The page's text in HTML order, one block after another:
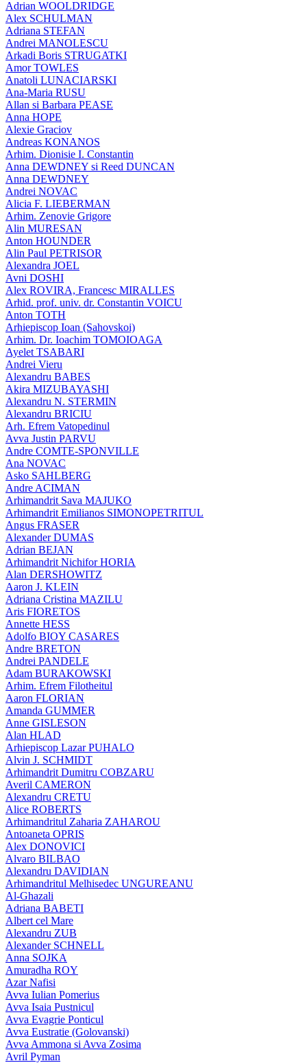
Adrian WOOLDRIDGE
Alex SCHULMAN
Adriana STEFAN
Andrei MANOLESCU
Arkadi Boris STRUGATKI
Amor TOWLES
Anatoli LUNACIARSKI
Ana-Maria RUSU
Allan si Barbara PEASE
Anna HOPE
Alexie Graciov
Andreas KONANOS
Arhim. Dionisie I. Constantin
Anna DEWDNEY si Reed DUNCAN
Anna DEWDNEY
Andrei NOVAC
Alicia F. LIEBERMAN
Arhim. Zenovie Grigore
Alin MURESAN
Anton HOUNDER
Alin Paul PETRISOR
Alexandra JOEL
Avni DOSHI
Alex ROVIRA, Francesc MIRALLES
Arhid. prof. univ. dr. Constantin VOICU
Anton TOTH
Arhiepiscop Ioan (Sahovskoi)
Arhim. Dr. Ioachim TOMOIOAGA
Ayelet TSABARI
Andrei Vieru
Alexandru BABES
Akira MIZUBAYASHI
Alexandru N. STERMIN
Alexandru BRICIU
Arh. Efrem Vatopedinul
Avva Justin PARVU
Andre COMTE-SPONVILLE
Ana NOVAC
Asko SAHLBERG
Andre ACIMAN
Arhimandrit Sava MAJUKO
Arhimandrit Emilianos SIMONOPETRITUL
Angus FRASER
Alexander DUMAS
Adrian BEJAN
Arhimandrit Nichifor HORIA
Alan DERSHOWITZ
Aaron J. KLEIN
Adriana Cristina MAZILU
Aris FIORETOS
Annette HESS
Adolfo BIOY CASARES
Andre BRETON
Andrei PANDELE
Adam BURAKOWSKI
Arhim. Efrem Filotheitul
Aaron FLORIAN
Amanda GUMMER
Anne GISLESON
Alan HLAD
Arhiepiscop Lazar PUHALO
Alvin J. SCHMIDT
Arhimandrit Dumitru COBZARU
Averil CAMERON
Alexandru CRETU
Alice ROBERTS
Arhimandritul Zaharia ZAHAROU
Antoaneta OPRIS
Alex DONOVICI
Alvaro BILBAO
Alexandru DAVIDIAN
Arhimandritul Melhisedec UNGUREANU
Al-Ghazali
Adriana BABETI
Albert cel Mare
Alexandru ZUB
Alexander SCHNELL
Anna SOJKA
Amuradha ROY
Azar Nafisi
Avva Iulian Pomerius
Avva Isaia Pustnicul
Avva Evagrie Ponticul
Avva Eustratie (Golovanski)
Avva Ammona si Avva Zosima
Avril Pyman